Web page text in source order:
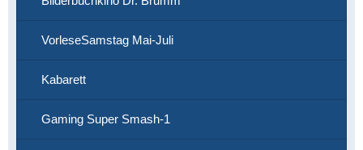
VorleseSamstag Mai-Juli
Kabarett
Gaming Super Smash-1